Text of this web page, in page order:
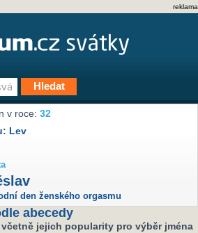
reklama
v roce:32
Lev
den ženského orgasmu
abecedy
jejich popularity pro výběr jména